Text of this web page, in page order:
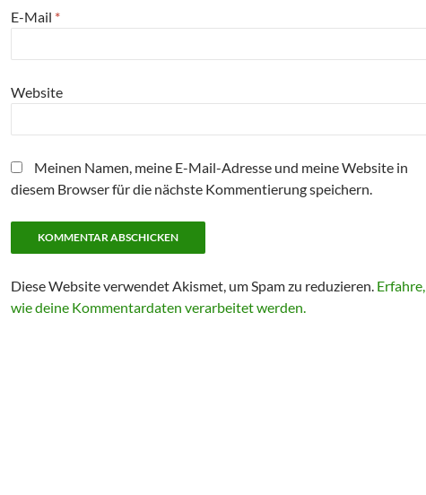
E-Mail *
Website
Meinen Namen, meine E-Mail-Adresse und meine Website in
diesem Browser für die nächste Kommentierung speichern.
Diese Website verwendet Akismet, um Spam zu reduzieren. Erfahre,
wie deine Kommentardaten verarbeitet werden.